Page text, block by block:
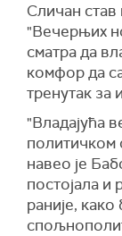
Сличан став
"Вечерњих
сматра да
комфор да
тренутак за
"Владајућа
политичком
навео је
постојала
раније,